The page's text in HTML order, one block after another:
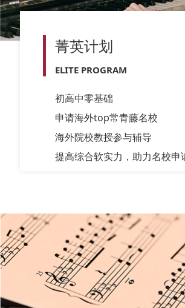
菁英计划
ELITE PROGRAM
初高中零基础
申请海外top常青藤名校
海外院校教授参与辅导
提高综合软实力，助力名校申